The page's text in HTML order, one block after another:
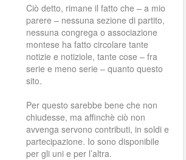
Ciò detto, rimane il fatto che – a mio
parere – nessuna sezione di partito,
nessuna congrega o associazione
montese ha fatto circolare tante
notizie e notiziole, tante cose – fra
serie e meno serie – quanto questo
sito.
Per questo sarebbe bene che non
chiudesse, ma affinchè ciò non
avvenga servono contributi, in soldi e
partecipazione. Io sono disponibile
per gli uni e per l’altra.